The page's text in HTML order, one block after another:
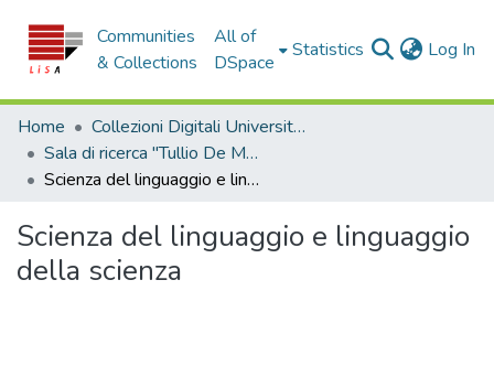
Communities
& Collections
All of
DSpace
Statistics Log In
Home
Collezioni Digitali Università della Calabria
Sala di ricerca "Tullio De Mauro"
Scienza del linguaggio e linguaggio della scienza
Scienza del linguaggio e linguaggio
della scienza